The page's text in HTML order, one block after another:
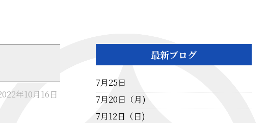
年10月16日
最新ブログ
7月25日
7月20日（月)
7月12日（日)